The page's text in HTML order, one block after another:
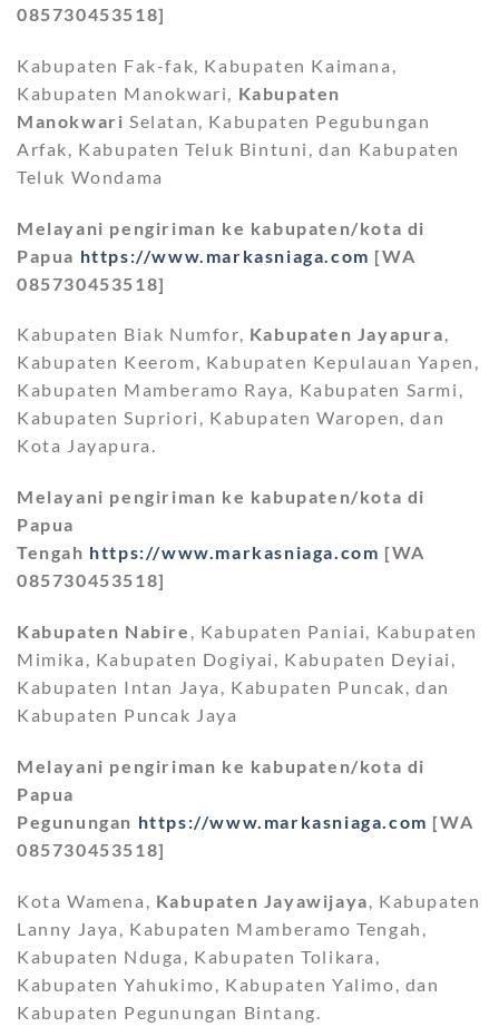
085730453518]
Kabupaten Fak-fak, Kabupaten Kaimana,
Kabupaten Manokwari, Kabupaten
Manokwari Selatan, Kabupaten Pegubungan
Arfak, Kabupaten Teluk Bintuni, dan Kabupaten
Teluk Wondama
Melayani pengiriman ke kabupaten/kota di
Papua https://www.markasniaga.com [WA
085730453518]
Kabupaten Biak Numfor, Kabupaten Jayapura,
Kabupaten Keerom, Kabupaten Kepulauan Yapen,
Kabupaten Mamberamo Raya, Kabupaten Sarmi,
Kabupaten Supriori, Kabupaten Waropen, dan
Kota Jayapura.
Melayani pengiriman ke kabupaten/kota di
Papua
Tengah https://www.markasniaga.com [WA
085730453518]
Kabupaten Nabire , Kabupaten Paniai, Kabupaten
Mimika, Kabupaten Dogiyai, Kabupaten Deyiai,
Kabupaten Intan Jaya, Kabupaten Puncak, dan
Kabupaten Puncak Jaya
Melayani pengiriman ke kabupaten/kota di
Papua
Pegunungan https://www.markasniaga.com [WA
085730453518]
Kota Wamena, Kabupaten Jayawijaya , Kabupaten
Lanny Jaya, Kabupaten Mamberamo Tengah,
Kabupaten Nduga, Kabupaten Tolikara,
Kabupaten Yahukimo, Kabupaten Yalimo, dan
Kabupaten Pegunungan Bintang.